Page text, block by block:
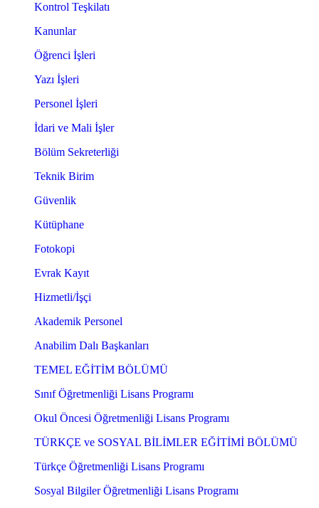
Kontrol Teşkilatı
Kanunlar
Öğrenci İşleri
Yazı İşleri
Personel İşleri
İdari ve Mali İşler
Bölüm Sekreterliği
Teknik Birim
Güvenlik
Kütüphane
Fotokopi
Evrak Kayıt
Hizmetli/İşçi
Akademik Personel
Anabilim Dalı Başkanları
TEMEL EĞİTİM BÖLÜMÜ
Sınıf Öğretmenliği Lisans Programı
Okul Öncesi Öğretmenliği Lisans Programı
TÜRKÇE ve SOSYAL BİLİMLER EĞİTİMİ BÖLÜMÜ
Türkçe Öğretmenliği Lisans Programı
Sosyal Bilgiler Öğretmenliği Lisans Programı